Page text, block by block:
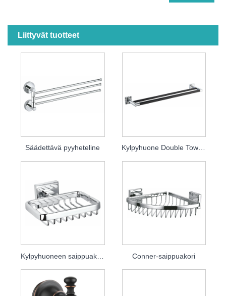
Liittyvät tuotteet
Säädettävä pyyheteline
Kylpyhuoneen saippuakori Conner-saippuakori